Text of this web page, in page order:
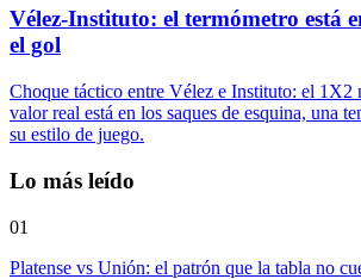
Vélez-Instituto: el termómetro está
el gol
Choque táctico entre Vélez e Instituto: el 1X2
valor real está en los saques de esquina, una
su estilo de juego.
Lo más leído
01
Platense vs Unión: el patrón que la tabla no